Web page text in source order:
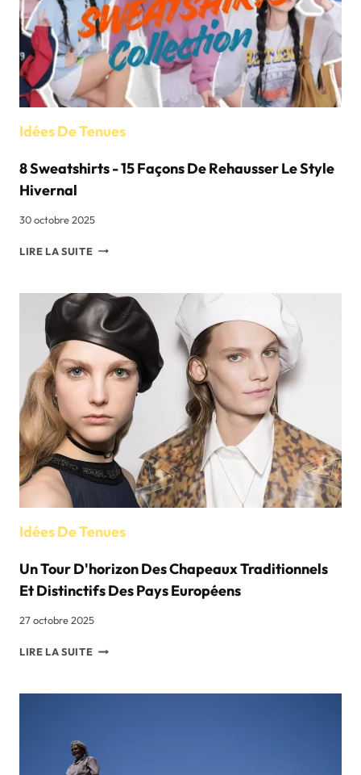
OU
AUX
VISAGES
RONDS
?
Idées De Tenues
8 Sweatshirts - 15 Façons De Rehausser Le Style
Hivernal
30 octobre 2025
LIRE LA SUITE8
15
FAÇONS
DE
REHAUSSER
LE
STYLE
HIVERNAL
Idées De Tenues
Un Tour D'horizon Des Chapeaux Traditionnels
Et Distinctifs Des Pays Européens
27 octobre 2025
LIRE LA SUITEUN
DES
DISTINCTIFS